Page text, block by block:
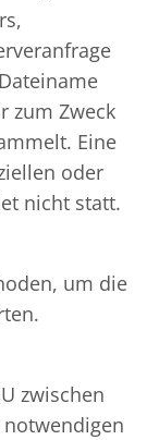
zum Zweck
Eine
oder
nicht statt.
um die
zwischen